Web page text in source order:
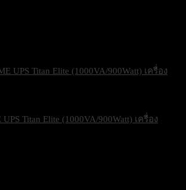
Titan Elite (1000VA/900Watt) เครื่อง